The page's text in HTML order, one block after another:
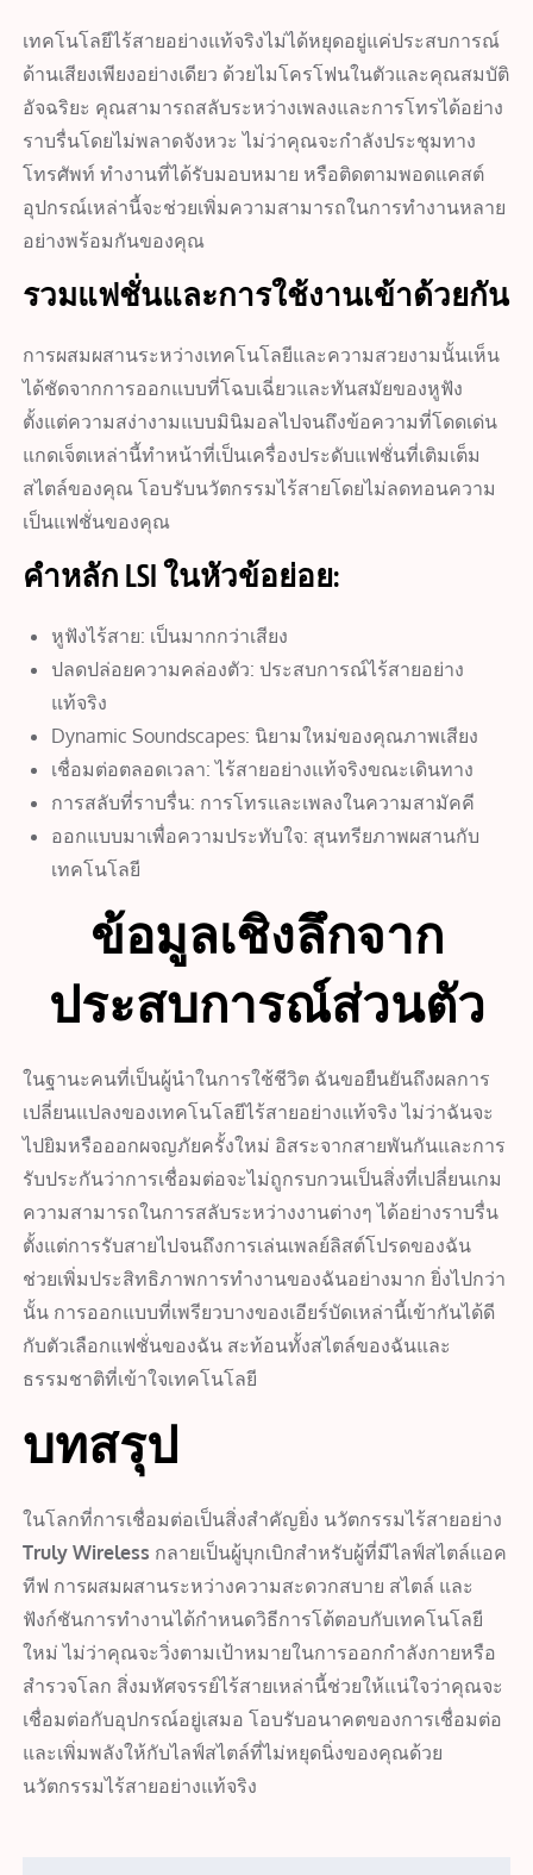
เทคโนโลยีไร้สายอย่างแท้จริงไม่ได้หยุดอยู่แค่ประสบการณ์
ด้านเสียงเพียงอย่างเดียว ด้วยไมโครโฟนในตัวและคุณสมบัติ
อัจฉริยะ คุณสามารถสลับระหว่างเพลงและการโทรได้อย่าง
ราบรื่นโดยไม่พลาดจังหวะ ไม่ว่าคุณจะกำลังประชุมทาง
โทรศัพท์ ทำงานที่ได้รับมอบหมาย หรือติดตามพอดแคสต์
อุปกรณ์เหล่านี้จะช่วยเพิ่มความสามารถในการทำงานหลาย
อย่างพร้อมกันของคุณ
รวมแฟชั่นและการใช้งานเข้าด้วยกัน
การผสมผสานระหว่างเทคโนโลยีและความสวยงามนั้นเห็น
ได้ชัดจากการออกแบบที่โฉบเฉี่ยวและทันสมัยของหูฟัง
ตั้งแต่ความสง่างามแบบมินิมอลไปจนถึงข้อความที่โดดเด่น
แกดเจ็ตเหล่านี้ทำหน้าที่เป็นเครื่องประดับแฟชั่นที่เติมเต็ม
สไตล์ของคุณ โอบรับนวัตกรรมไร้สายโดยไม่ลดทอนความ
เป็นแฟชั่นของคุณ
คำหลัก LSI ในหัวข้อย่อย:
หูฟังไร้สาย: เป็นมากกว่าเสียง
ปลดปล่อยความคล่องตัว: ประสบการณ์ไร้สายอย่าง
แท้จริง
Dynamic Soundscapes: นิยามใหม่ของคุณภาพเสียง
เชื่อมต่อตลอดเวลา: ไร้สายอย่างแท้จริงขณะเดินทาง
การสลับที่ราบรื่น: การโทรและเพลงในความสามัคคี
ออกแบบมาเพื่อความประทับใจ: สุนทรียภาพผสานกับ
เทคโนโลยี
ข้อมูลเชิงลึกจาก
ประสบการณ์ส่วนตัว
ในฐานะคนที่เป็นผู้นำในการใช้ชีวิต ฉันขอยืนยันถึงผลการ
เปลี่ยนแปลงของเทคโนโลยีไร้สายอย่างแท้จริง ไม่ว่าฉันจะ
ไปยิมหรือออกผจญภัยครั้งใหม่ อิสระจากสายพันกันและการ
รับประกันว่าการเชื่อมต่อจะไม่ถูกรบกวนเป็นสิ่งที่เปลี่ยนเกม
ความสามารถในการสลับระหว่างงานต่างๆ ได้อย่างราบรื่น
ตั้งแต่การรับสายไปจนถึงการเล่นเพลย์ลิสต์โปรดของฉัน
ช่วยเพิ่มประสิทธิภาพการทำงานของฉันอย่างมาก ยิ่งไปกว่า
นั้น การออกแบบที่เพรียวบางของเอียร์บัดเหล่านี้เข้ากันได้ดี
กับตัวเลือกแฟชั่นของฉัน สะท้อนทั้งสไตล์ของฉันและ
ธรรมชาติที่เข้าใจเทคโนโลยี
บทสรุป
ในโลกที่การเชื่อมต่อเป็นสิ่งสำคัญยิ่ง นวัตกรรมไร้สายอย่าง
Truly Wireless กลายเป็นผู้บุกเบิกสำหรับผู้ที่มีไลฟ์สไตล์แอค
ทีฟ การผสมผสานระหว่างความสะดวกสบาย สไตล์ และ
ฟังก์ชันการทำงานได้กำหนดวิธีการโต้ตอบกับเทคโนโลยี
ใหม่ ไม่ว่าคุณจะวิ่งตามเป้าหมายในการออกกำลังกายหรือ
สำรวจโลก สิ่งมหัศจรรย์ไร้สายเหล่านี้ช่วยให้แน่ใจว่าคุณจะ
เชื่อมต่อกับอุปกรณ์อยู่เสมอ โอบรับอนาคตของการเชื่อมต่อ
และเพิ่มพลังให้กับไลฟ์สไตล์ที่ไม่หยุดนิ่งของคุณด้วย
นวัตกรรมไร้สายอย่างแท้จริง